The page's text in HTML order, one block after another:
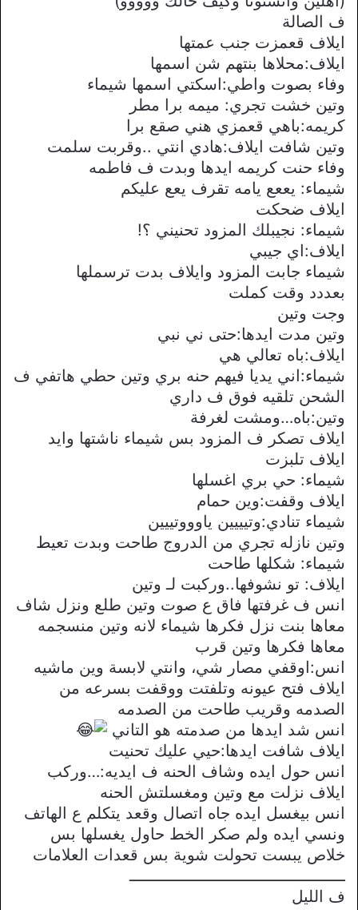
ف الصالة
ايلاف قعمزت جنب عمتها
ايلاف:محلاها بنتهم شن اسمها
وفاء بصوت واطي:اسكتي اسمها شيماء
وتين خشت تجري: ميمه برا مطر
كريمه:باهي قعمزي هني صقع برا
وتين شافت ايلاف:هادي انتي ..وقربت سلمت
وفاء حنت كريمه ايدها وبدت ف فاطمه
شيماء: يععع يامه تقرف يعع عليكم
ايلاف ضحكت
شيماء: نجيبلك المزود تحنيني ؟!
ايلاف:اي جيبي
شيماء جابت المزود وايلاف بدت ترسملها
بعددد وقت كملت
وجت وتين
وتين مدت ايدها:حتى ني نبي
ايلاف:باه تعالي هي
شيماء:اني يديا فيهم حنه بري وتين حطي هاتفي ف
الشحن تلقيه فوق ف داري
وتين:باه…ومشت لغرفة
ايلاف تصكر ف المزود بس شيماء ناشتها وايد
ايلاف تلبزت
شيماء: حي بري اغسلها
ايلاف وقفت:وين حمام
شيماء تنادي:وتيييين ياوووتييين
وتين نازله تجري من الدروج طاحت وبدت تعيط
شيماء: شكلها طاحت
ايلاف: تو نشوفها..وركبت لـ وتين
انس ف غرفتها فاق ع صوت وتين طلع ونزل شاف
معاها بنت نزل فكرها شيماء لانه وتين منسجمه
معاها فكرها وتين قرب
انس:اوقفي مصار شي، وانتي لابسة وين ماشيه
ايلاف فتح عيونه وتلفتت ووقفت بسرعه من
الصدمه وقريب طاحت من الصدمه
انس شد ايدها من صدمته هو التاني
ايلاف شافت ايدها:حيي عليك تحنيت
انس حول ايده وشاف الحنه ف ايديه:…وركب
ايلاف نزلت مع وتين ومغسلتش الحنه
انس بيغسل ايده جاه اتصال وقعد يتكلم ع الهاتف
ونسي ايده ولم صكر الخط حاول يغسلها بس
خلاص يبست تحولت شوية بس قعدات العلامات
ـــــــــــــــــــــــــــــــــــــــــــــ
ف الليل